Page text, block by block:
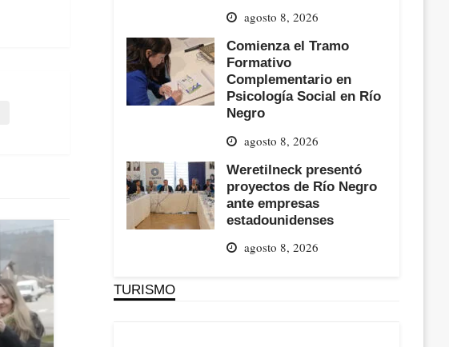
agosto 8, 2026
Comienza el Tramo
Formativo
Complementario en
Psicología Social en Río
Negro
agosto 8, 2026
Weretilneck presentó
proyectos de Río Negro
ante empresas
estadounidenses
agosto 8, 2026
TURISMO